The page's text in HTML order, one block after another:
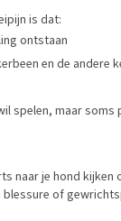
is dat:
ontstaan
en de andere
spelen, maar
naar je hond kijken
blessure of